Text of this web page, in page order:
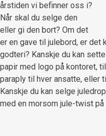
årstiden vi befinner oss i?
Når skal du selge den
eller gi den bort? Om det
er en gave til julebord, er det
godteri? Kanskje du kan
papir med logo på kontoret,
paraply til hver ansatte, eller
Kanskje du kan selge
med en morsom jule-twist